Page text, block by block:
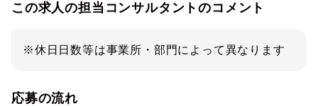
この求人の担当コンサルタントのコメント
※休日日数等は事業所・部門によって異なります
応募の流れ